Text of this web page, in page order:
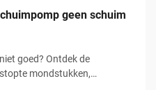
geen schuim
goed? Ontdek de
mondstukken,